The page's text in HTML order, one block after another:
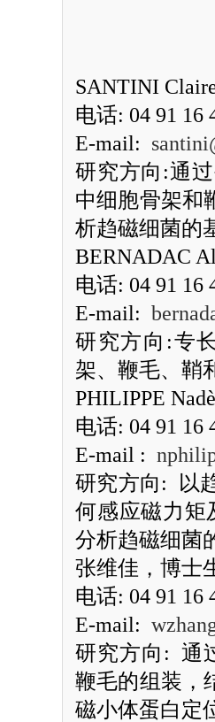
SANTINI
电话: 04 91 16
E-mail:
研究方向 :通
中细胞骨架和
析趋磁细菌的
BERNADAC
电话: 04 91 16
E-mail:
研究方向 :专
架、鞭毛、鞘
PHILIPPE
电话: 04 91 16
E-mail :
研究方向:
以
何感应磁力矩
分析趋磁细菌
张维佳，博士
电话: 04 91 16
E-mail:
研究方向 : 通
鞭毛的组装，
磁小体蛋白定